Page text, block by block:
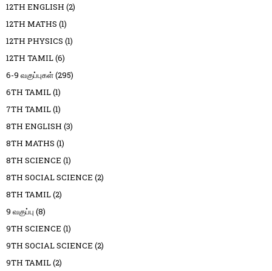
12TH ENGLISH (2)
12TH MATHS (1)
12TH PHYSICS (1)
12TH TAMIL(6)
6-9 வகுப்புகள்(295)
6TH TAMIL(1)
7TH TAMIL(1)
8TH ENGLISH (3)
8TH MATHS (1)
8TH SCIENCE (1)
8TH SOCIAL SCIENCE (2)
8TH TAMIL(2)
9 வகுப்பு (8)
9TH SCIENCE (1)
9TH SOCIAL SCIENCE (2)
9TH TAMIL(2)